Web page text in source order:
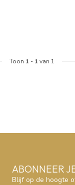
Toon 1 - 1 van 1
ABONNEER
Blijf op de hoogte